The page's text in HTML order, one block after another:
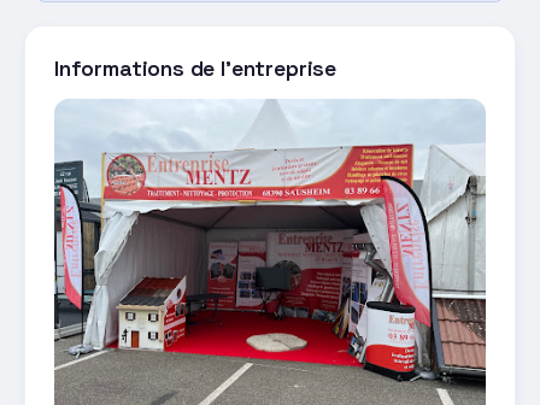
Informations de l'entreprise